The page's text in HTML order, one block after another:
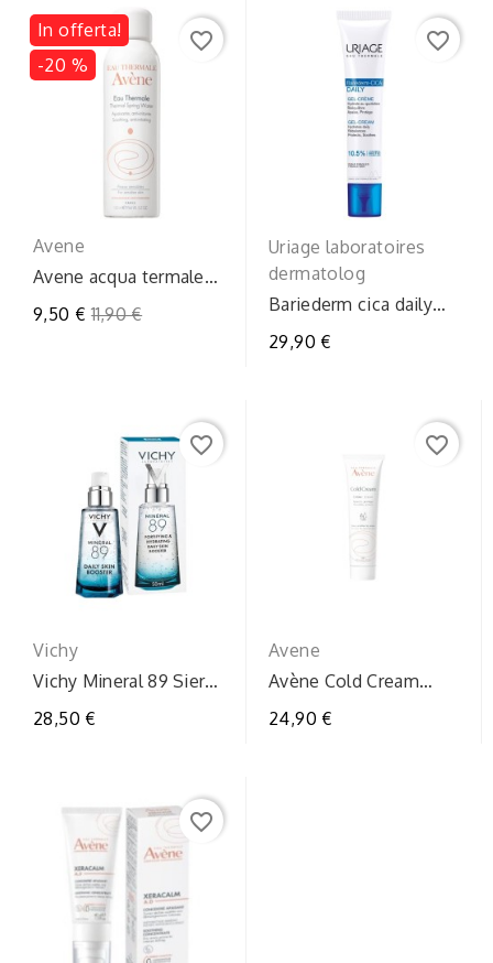
In offerta!
-20 %
favorite_border
Avene
Avene acqua termale
9,50 € Prezzo
11,90 €
favorite_border
Uriage laboratoires
dermatolog
Bariederm cica daily
29,90 €
favorite_border
Vichy
Vichy Mineral 89 Siero
Quotidiano Idratante...
28,50 €
favorite_border
Avene
Avène Cold Cream
Nutrimento Intenso
24,90 €
favorite_border